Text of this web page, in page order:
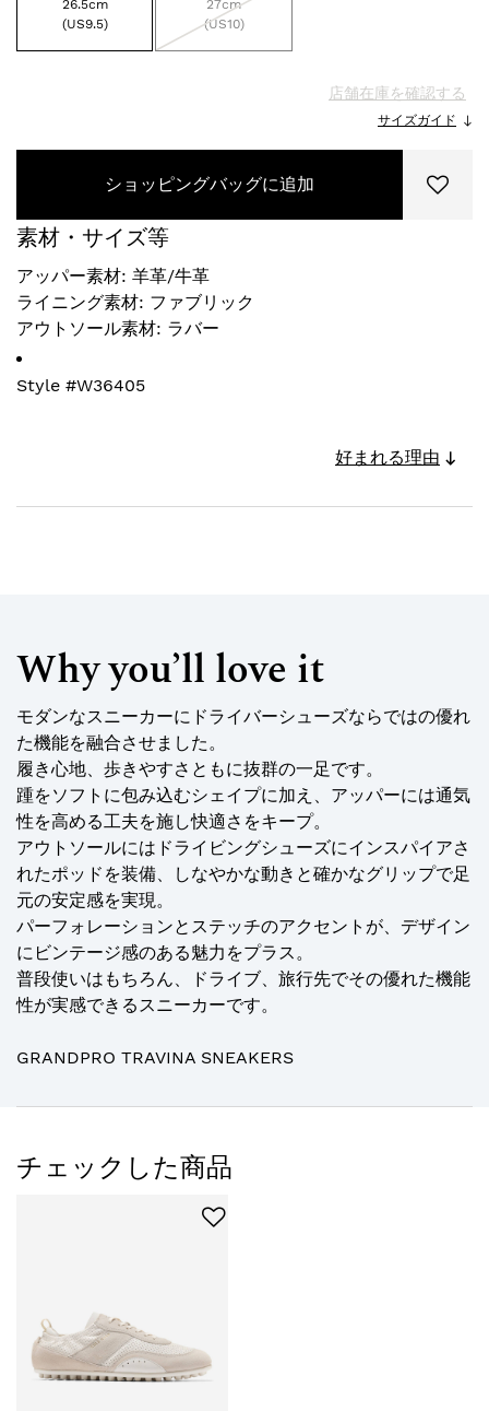
26.5cm
(US9.5)
27cm
(US10)
店舗在庫を確認する
サイズガイド
ショッピングバッグに追加
素材・サイズ等
アッパー素材: 羊革/牛革
ライニング素材: ファブリック
アウトソール素材: ラバー
Style #W36405
好まれる理由
Why you’ll love it
モダンなスニーカーにドライバーシューズならではの優れ
た機能を融合させました。
履き心地、歩きやすさともに抜群の一足です。
踵をソフトに包み込むシェイプに加え、アッパーには通気
性を高める工夫を施し快適さをキープ。
アウトソールにはドライビングシューズにインスパイアさ
れたポッドを装備、しなやかな動きと確かなグリップで足
元の安定感を実現。
パーフォレーションとステッチのアクセントが、デザイン
にビンテージ感のある魅力をプラス。
普段使いはもちろん、ドライブ、旅行先でその優れた機能
性が実感できるスニーカーです。
GRANDPRO TRAVINA SNEAKERS
チェックした商品